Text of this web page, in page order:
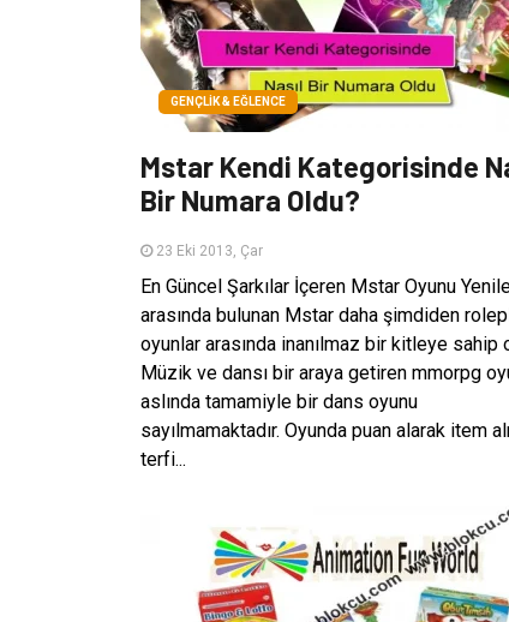
GENÇLIK & EĞLENCE
Mstar Kendi Kategorisinde
Bir Numara Oldu?
23 Eki 2013, Çar
En Güncel Şarkılar İçeren Mstar Oyunu
arasında bulunan Mstar daha şimdiden
oyunlar arasında inanılmaz bir kitleye sahip
Müzik ve dansı bir araya getiren mmorpg
aslında tamamiyle bir dans oyunu
sayılmamaktadır. Oyunda puan alarak item
terfi...